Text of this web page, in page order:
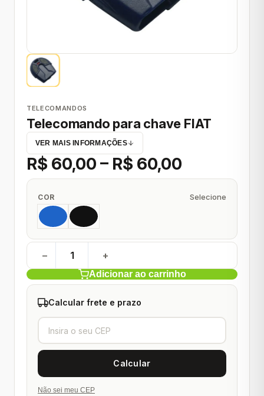
TELECOMANDOS
Telecomando para chave FIAT
VER MAIS INFORMAÇÕES
R$ 60,00 – R$ 60,00
COR Selecione
− +
Adicionar ao carrinho
Calcular frete e prazo
Não sei meu CEP